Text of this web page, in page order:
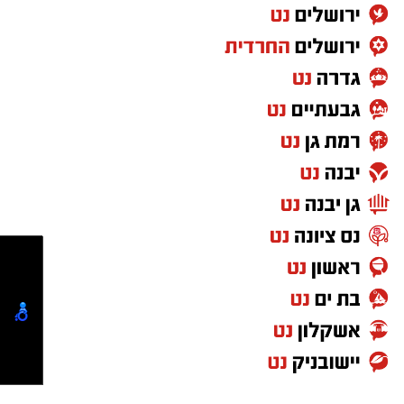
המערבי
ברגע האחרון: המהלך שעצר את הקמת המסגד
הפלסטיני באתר ההיסטורי
אקס טריטוריה: בית ספר של חמאס בירושלים?
צפו בעימות עם המנהל (וידאו)
משטרת ישראל עצרה את החשוד, טרזן חמאד,
ופתחה בחקירה, במקביל לגביית עדות מחבר
הכנסת שקיבל את האיומים.